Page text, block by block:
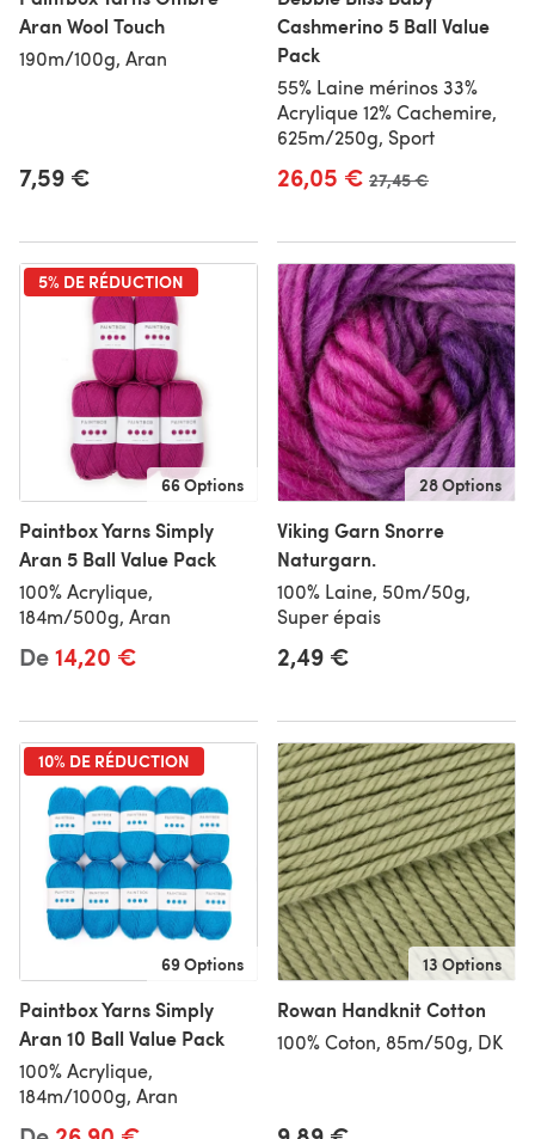
Aran Wool Touch
190m/100g, Aran
7,59 €
Cashmerino 5 Ball Value
Pack
55% Laine mérinos 33%
Acrylique 12% Cachemire,
625m/250g, Sport
26,05 € Ancien prix
27,45 €
5% DE RÉDUCTION
66 Options
Paintbox Yarns Simply
Aran 5 Ball Value Pack
100% Acrylique,
184m/500g, Aran
De14,20 €
28 Options
Viking Garn Snorre
Naturgarn.
100% Laine, 50m/50g,
Super épais
2,49 €
10% DE RÉDUCTION
69 Options
Paintbox Yarns Simply
Aran 10 Ball Value Pack
100% Acrylique,
184m/1000g, Aran
13 Options
Rowan Handknit Cotton
100% Coton, 85m/50g, DK